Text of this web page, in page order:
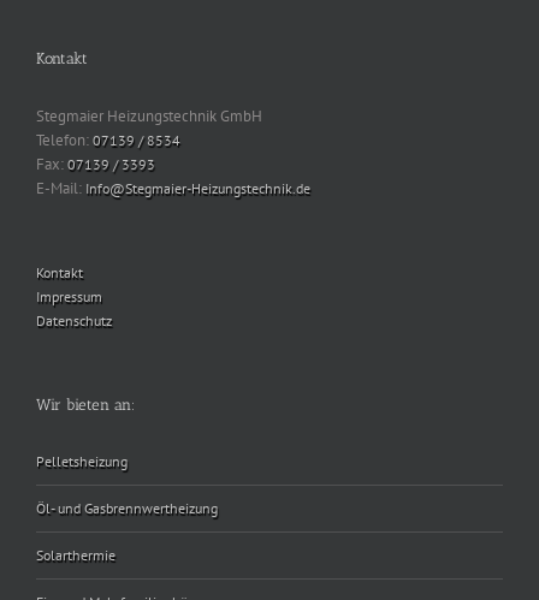
Kontakt
Stegmaier Heizungstechnik GmbH
Telefon: 07139 / 8534
Fax: 07139 / 3393
E-Mail: Info@Stegmaier-Heizungstechnik.de
Kontakt
Impressum
Datenschutz
Wir bieten an:
Pelletsheizung
Öl- und Gasbrennwertheizung
Solarthermie